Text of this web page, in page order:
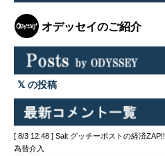
オデッセイのご紹介
の投稿
[ 8/3 12:48 ] Salt グッチーポストの経済ZAP!!
為替介入